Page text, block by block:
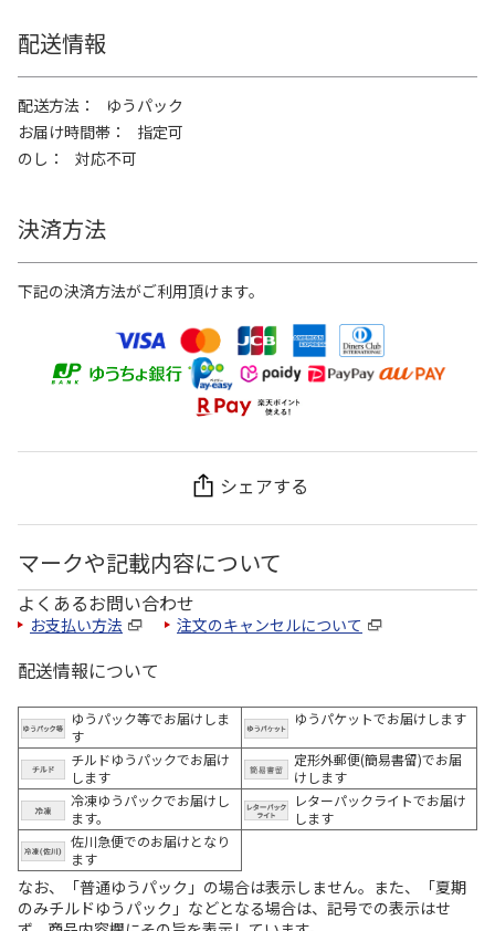
配送情報
配送方法
ゆうパック
お届け時間帯
指定可
のし
対応不可
決済方法
下記の決済方法がご利用頂けます。
シェアする
マークや記載内容について
よくあるお問い合わせ
お支払い方法 注文のキャンセルについて
配送情報について
ゆうパック等でお届けしま
す
ゆうパケットでお届けします
チルドゆうパックでお届け
します
定形外郵便(簡易書留)でお届
けします
冷凍ゆうパックでお届けし
ます。
レターパックライトでお届け
します
佐川急便でのお届けとなり
ます
なお、「普通ゆうパック」の場合は表示しません。また、「夏期
のみチルドゆうパック」などとなる場合は、記号での表示はせ